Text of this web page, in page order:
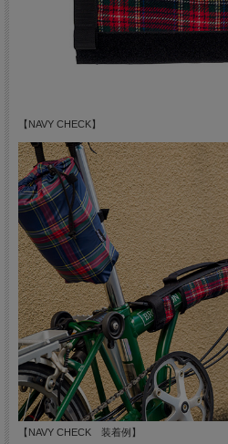
【NAVY CHECK】
【NAVY CHECK 装着例】